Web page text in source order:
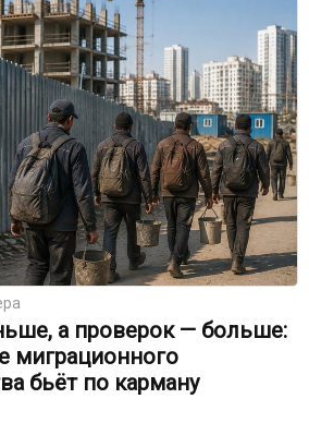
а проверок — больше:
миграционного
бьёт по карману